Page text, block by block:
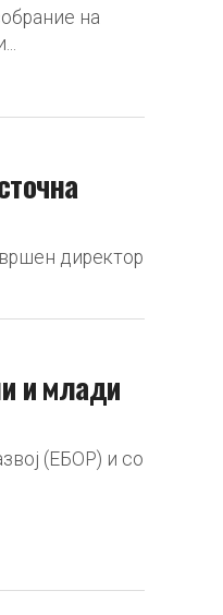
на
директор
и млади
(ЕБОР) и со